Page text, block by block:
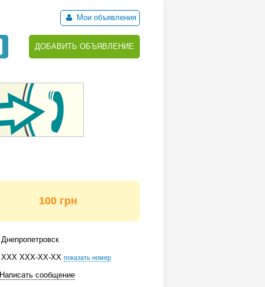
Мои объявления
ДОБАВИТЬ ОБЪЯВЛЕНИЕ
100 грн
Днепропетровск
ХХХ ХХХ-ХХ-ХХ показать номер
Написать сообщение